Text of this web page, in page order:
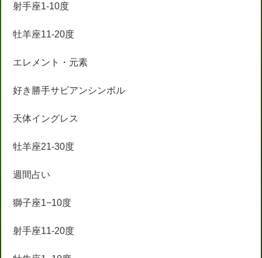
射手座1-10度
牡羊座11-20度
エレメント・元素
好き勝手サビアンシンボル
天体イングレス
牡羊座21-30度
週間占い
獅子座1−10度
射手座11-20度